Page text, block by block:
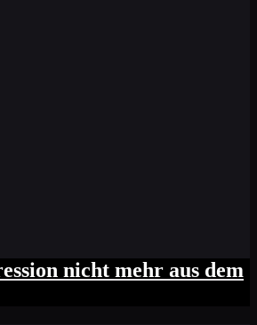
nicht mehr aus dem